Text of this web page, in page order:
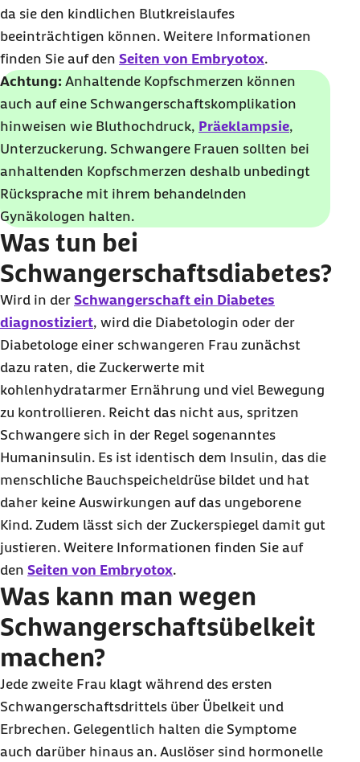
da sie den kindlichen Blutkreislaufes
beeinträchtigen können. Weitere Informationen
finden Sie auf den Seiten von Embryotox.
Achtung: Anhaltende Kopfschmerzen können
auch auf eine Schwangerschaftskomplikation
hinweisen wie Bluthochdruck, Präeklampsie,
Unterzuckerung. Schwangere Frauen sollten bei
anhaltenden Kopfschmerzen deshalb unbedingt
Rücksprache mit ihrem behandelnden
Gynäkologen halten.
Was tun bei
Schwangerschaftsdiabetes?
Wird in der Schwangerschaft ein Diabetes
diagnostiziert, wird die Diabetologin oder der
Diabetologe einer schwangeren Frau zunächst
dazu raten, die Zuckerwerte mit
kohlenhydratarmer Ernährung und viel Bewegung
zu kontrollieren. Reicht das nicht aus, spritzen
Schwangere sich in der Regel sogenanntes
Humaninsulin. Es ist identisch dem Insulin, das die
menschliche Bauchspeicheldrüse bildet und hat
daher keine Auswirkungen auf das ungeborene
Kind. Zudem lässt sich der Zuckerspiegel damit gut
justieren. Weitere Informationen finden Sie auf
den Seiten von Embryotox.
Was kann man wegen
Schwangerschaftsübelkeit
machen?
Jede zweite Frau klagt während des ersten
Schwangerschaftsdrittels über Übelkeit und
Erbrechen. Gelegentlich halten die Symptome
auch darüber hinaus an. Auslöser sind hormonelle